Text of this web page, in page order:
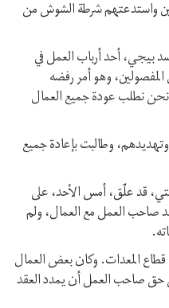
واستدعتهم شرطة الشوش من
بيجي، أحد أرباب العمل في
وهو أمر رفضه
نطلب عودة جميع العمال
وطالبت بإعادة جميع
قد علّق، أمس الأحد، على
صاحب العمل مع العمال، ولم
قطاع المعدات. وكان بعض العمال
صاحب العمل أن يمدد العقد